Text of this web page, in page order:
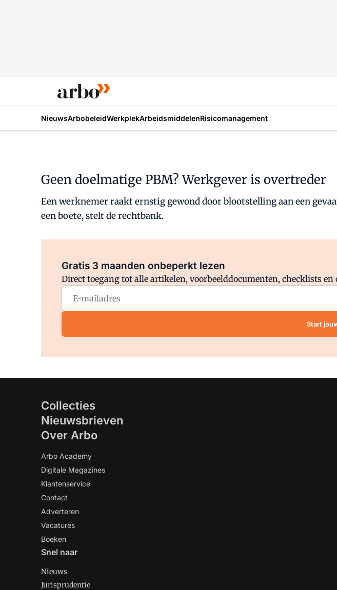
NieuwsArbobeleidWerkplekArbeidsmiddelenRisicomanagement
Geen doelmatige PBM? Werkgever is overtreder
Een werknemer raakt ernstig gewond door blootstelling aan een
een boete, stelt de rechtbank.
Gratis 3 maanden onbeperkt lezen
Direct toegang tot alle artikelen, voorbeelddocumenten, checklists en
Start
Collecties
Nieuwsbrieven
Over Arbo
Arbo Academy
Digitale Magazines
Klantenservice
Contact
Adverteren
Vacatures
Boeken
Snel naar
Nieuws
Jurisprudentie